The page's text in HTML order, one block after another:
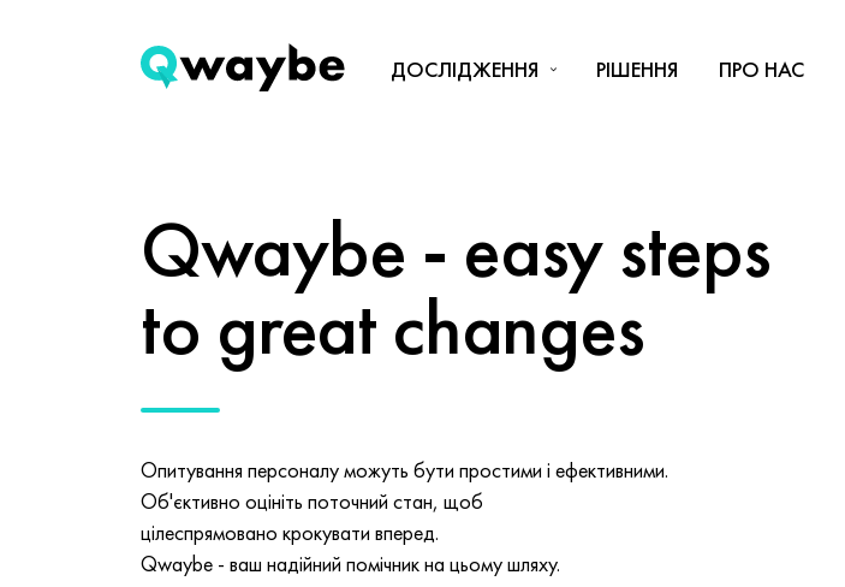
ДОСЛІДЖЕННЯ РІШЕННЯ ПРО НАС
Qwaybe - easy steps
to great changes
Опитування персоналу можуть бути простими і ефективними.
Об'єктивно оцініть поточний стан, щоб
цілеспрямовано крокувати вперед.
Qwaybe - ваш надійний помічник на цьому шляху.